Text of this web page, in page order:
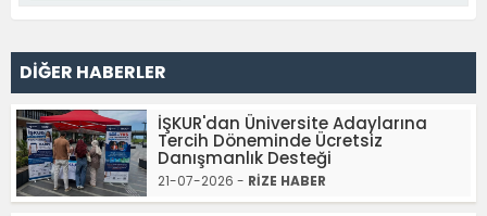
DİĞER HABERLER
İŞKUR'dan Üniversite Adaylarına
Tercih Döneminde Ücretsiz
Danışmanlık Desteği
21-07-2026 - RİZE HABER